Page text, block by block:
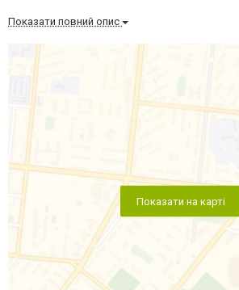
Показати повний опис
Показати на карті